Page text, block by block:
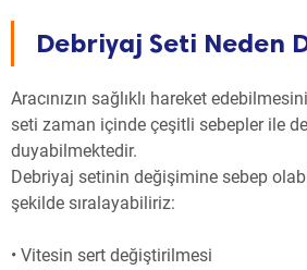
Debriyaj Seti Neden
Aracınızın sağlıklı hareket
seti zaman içinde çeşitli sebepler ile
duyabilmektedir.
Debriyaj setinin değişimine sebep
şekilde sıralayabiliriz:
• Vitesin sert değiştirilmesi